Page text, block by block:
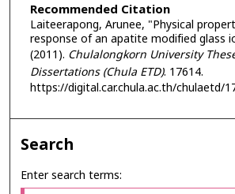
Recommended Citation
Laiteerapong, Arunee, "Physical
response of an apatite modified glass
(2011). Chulalongkorn University
Dissertations (Chula ETD). 17614.
https://digital.car.chula.ac.th/chulaetd/
Search
Enter search terms: